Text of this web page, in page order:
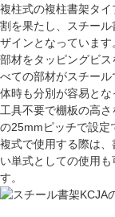
複柱式の複柱書架タ
割を果たし、スチー
ザインとなっています
部材をタッピングビ
べての部材がスチール
体時も分別が容易とな
工具不要で棚板の高
の25mmピッチで設定
複式で使用する際は
い単式としての使用
す。